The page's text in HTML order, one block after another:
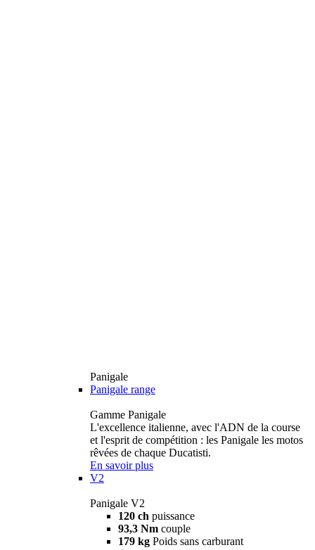
Panigale
Panigale range
Gamme Panigale
L'excellence italienne, avec l'ADN de la course
et l'esprit de compétition : les Panigale les motos
rêvées de chaque Ducatisti.
En savoir plus
V2
Panigale V2
120 ch puissance
93,3 Nm couple
179 kg Poids sans carburant